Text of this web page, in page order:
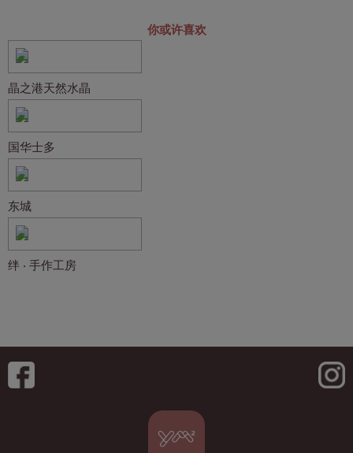
你或许喜欢
晶之港天然水晶
国华士多
东城
绊 ‧ 手作工房